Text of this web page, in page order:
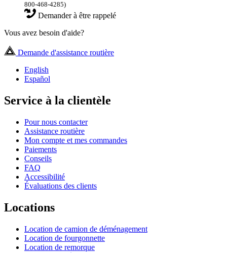
800-468-4285)
Demander à être rappelé
Vous avez besoin d'aide?
Demande d'assistance routière
English
Español
Service à la clientèle
Pour nous contacter
Assistance routière
Mon compte et mes commandes
Paiements
Conseils
FAQ
Accessibilité
Évaluations des clients
Locations
Location de camion de déménagement
Location de fourgonnette
Location de remorque